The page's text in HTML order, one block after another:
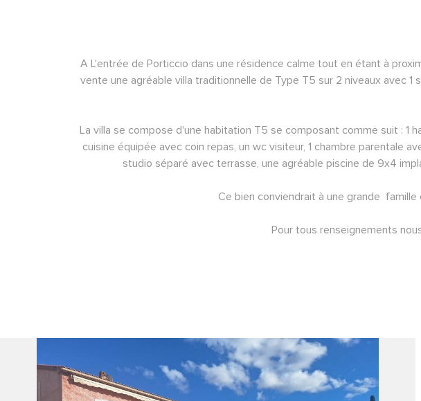
A L'entrée de Porticcio dans une résidence calme tout en étant à
vente une agréable villa traditionnelle de Type T5 sur 2 niveaux avec
La villa se compose d'une habitation T5 se composant comme suit : 1
cuisine équipée avec coin repas, un wc visiteur, 1 chambre parentale
studio séparé avec terrasse, une agréable piscine de 9x4
Ce bien conviendrait à une grande
Pour tous renseignements